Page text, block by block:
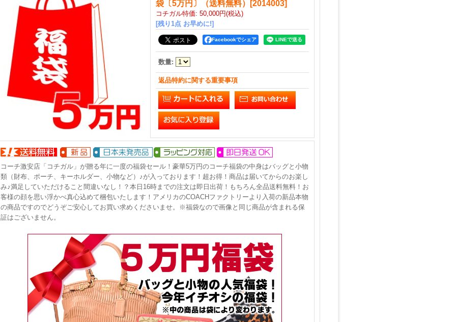
袋〔5万円〕（送料無料） [2014003]
コチガル特価: 50,000円(税込)
[残り1点 お早めに!]
Facebookでシェア
数量:
返品特約に関する重要事項
コーチ激安店「コチガル」が贈る年に一度の福袋セール！豪華5万円のコーチ福袋の中身はバッグと小物
類（財布、ポーチ、キーホルダー、小物など）♪が入っております！超お得！商品は届いてからのお楽し
み♪満足していただけること間違いなし！？本日16時までの注文は即日出荷！もちろん全品送料無料！お
客様の顔を思い浮かべ真心込めて梱包いたします！アメリカのCOACHファクトリーより入荷の新品本物
の商品ですのでどうぞご安心してお買い求めくださいませ。※福袋なので画像と同じ商品が含まれる保
証はございません。